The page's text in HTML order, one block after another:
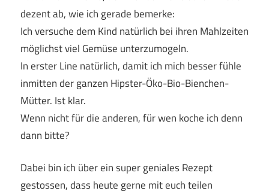
dezent ab, wie ich gerade bemerke:
Ich versuche dem Kind natürlich bei ihren Mahlzeiten
möglichst viel Gemüse unterzumogeln.
In erster Line natürlich, damit ich mich besser fühle
inmitten der ganzen Hipster-Öko-Bio-Bienchen-
Mütter. Ist klar.
Wenn nicht für die anderen, für wen koche ich denn
dann bitte?
Dabei bin ich über ein super geniales Rezept
gestossen, dass heute gerne mit euch teilen